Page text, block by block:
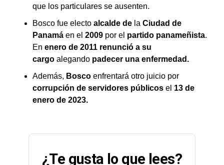
que los particulares se ausenten.
Bosco fue electo alcalde de la Ciudad de
Panamá en el 2009 por el partido panameñista.
En enero de 2011 renunció a su
cargo alegando padecer una enfermedad.
Además, Bosco enfrentará otro juicio por
corrupción de servidores públicos el 13 de
enero de 2023.
¿Te gusta lo que lees?